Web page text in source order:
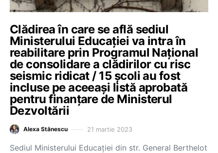
Clădirea în care se află sediul
Ministerului Educației va intra în
reabilitare prin Programul Naţional
de consolidare a clădirilor cu risc
seismic ridicat / 15 școli au fost
incluse pe aceeași listă aprobată
pentru finanțare de Ministerul
Dezvoltării
Alexa Stănescu 21 martie 2023
Sediul Ministerului Educației din str. General Berthelot